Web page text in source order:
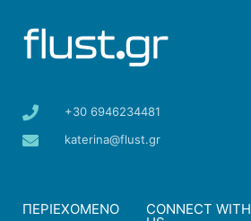
+30 6946234481
katerina@flust.gr
ΠΕΡΙΕΧΟΜΕΝΟ CONNECT WITH